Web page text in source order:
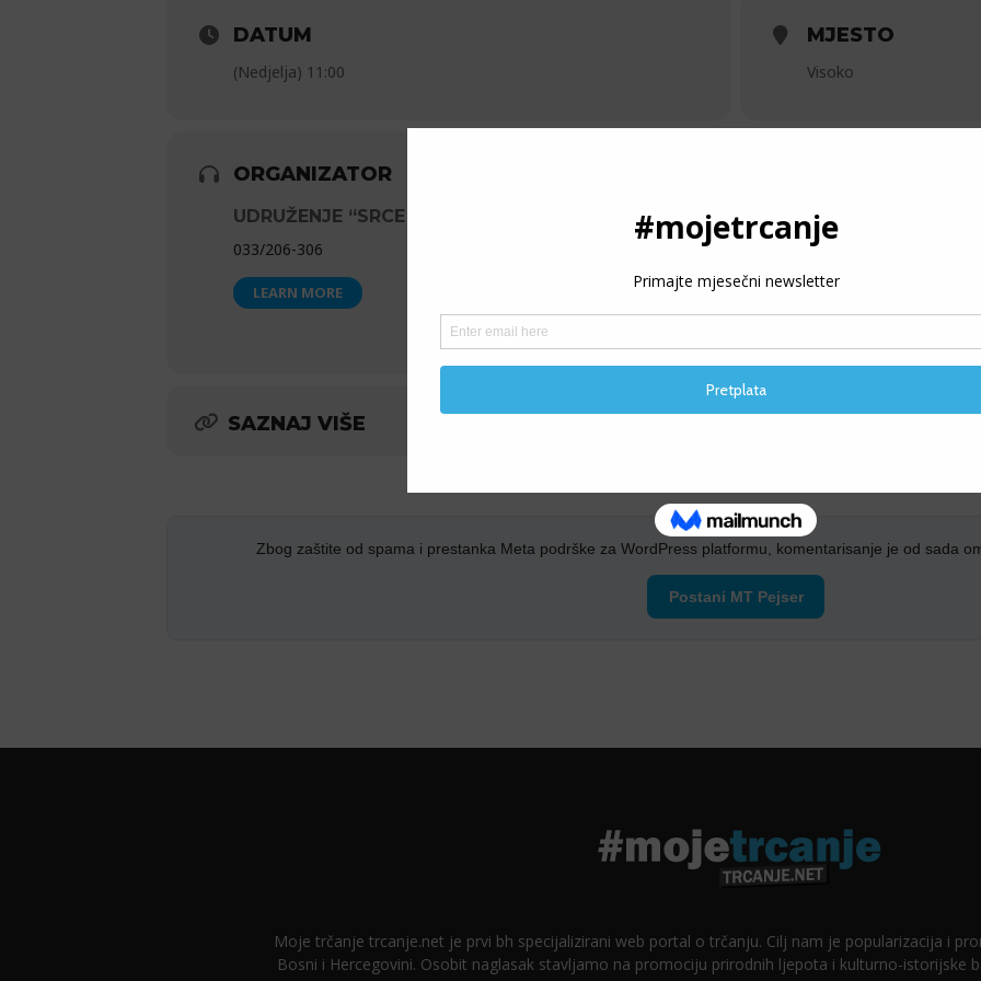
DATUM
(Nedjelja) 11:00
MJESTO
Visoko
ORGANIZATOR
UDRUŽENJE “SRCE ZA DJECU OBOLJELU OD RAKA”
033/206-306
LEARN MORE
SAZNAJ VIŠE KALENDAR
Zbog zaštite od spama i prestanka Meta podrške za WordPress platformu, komentarisanje je od sada
Postani MT Pejser
Moje trčanje trcanje.net je prvi bh specijalizirani web portal o trčanju. Cilj nam je popularizacija i
Bosni i Hercegovini. Osobit naglasak stavljamo na promociju prirodnih ljepota i kulturno-istorijske